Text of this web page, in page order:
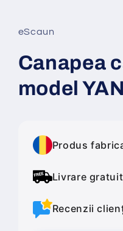
fereastră
modală
eScaun
Canapea
model YAN
Produs
Livrare
Recenzii